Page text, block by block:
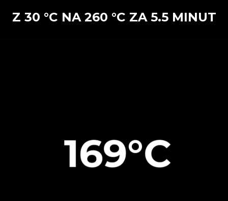
Z 30 °C NA 260 °C ZA 5.5 MINUT